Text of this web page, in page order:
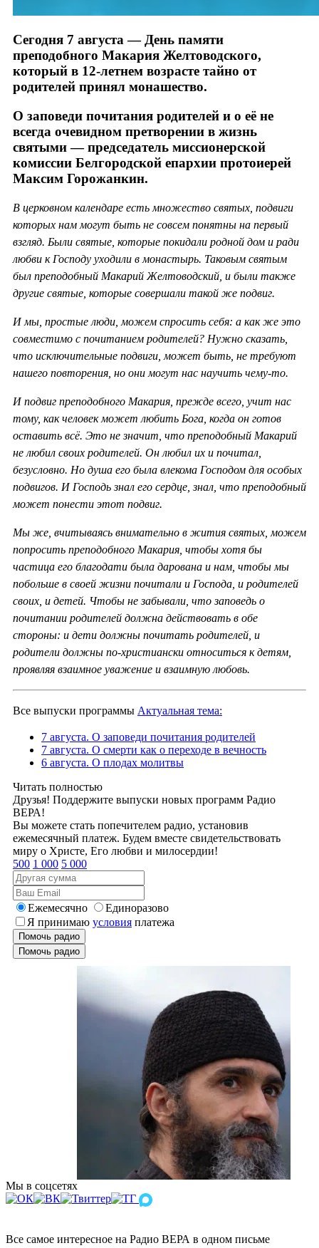
Сегодня 7 августа — День памяти
преподобного Макария Желтоводского,
который в 12-летнем возрасте тайно от
родителей принял монашество.
О заповеди почитания родителей и о её не
всегда очевидном претворении в жизнь
святыми — председатель миссионерской
комиссии Белгородской епархии протоиерей
Максим Горожанкин.
В церковном календаре есть множество святых, подвиги
которых нам могут быть не совсем понятны на первый
взгляд. Были святые, которые покидали родной дом и ради
любви к Господу уходили в монастырь. Таковым святым
был преподобный Макарий Желтоводский, и были также
другие святые, которые совершали такой же подвиг.
И мы, простые люди, можем спросить себя: а как же это
совместимо с почитанием родителей? Нужно сказать,
что исключительные подвиги, может быть, не требуют
нашего повторения, но они могут нас научить чему-то.
И подвиг преподобного Макария, прежде всего, учит нас
тому, как человек может любить Бога, когда он готов
оставить всё. Это не значит, что преподобный Макарий
не любил своих родителей. Он любил их и почитал,
безусловно. Но душа его была влекома Господом для особых
подвигов. И Господь знал его сердце, знал, что преподобный
может понести этот подвиг.
Мы же, вчитываясь внимательно в жития святых, можем
попросить преподобного Макария, чтобы хотя бы
частица его благодати была дарована и нам, чтобы мы
побольше в своей жизни почитали и Господа, и родителей
своих, и детей. Чтобы не забывали, что заповедь о
почитании родителей должна действовать в обе
стороны: и дети должны почитать родителей, и
родители должны по-христиански относиться к детям,
проявляя взаимное уважение и взаимную любовь.
Все выпуски программы Актуальная тема:
7 августа. О заповеди почитания родителей
7 августа. О смерти как о переходе в вечность
6 августа. О плодах молитвы
Читать полностью
Друзья! Поддержите выпуски новых программ Радио
ВЕРА!
Вы можете стать попечителем радио, установив
ежемесячный платеж. Будем вместе свидетельствовать
миру о Христе, Его любви и милосердии!
500 1 000 5 000
Ежемесячно
Единоразово
Я принимаю условия платежа
Помочь радио
Помочь радио
Мы в соцсетях
Все самое интересное на Радио ВЕРА в одном письме